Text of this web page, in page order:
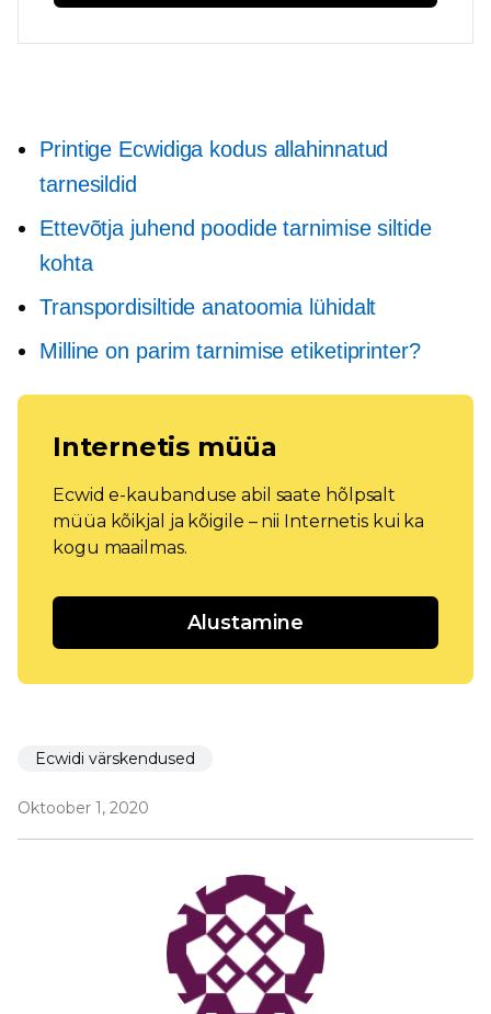
Printige Ecwidiga kodus allahinnatud
tarnesildid
Ettevõtja juhend poodide tarnimise siltide
kohta
Transpordisiltide anatoomia lühidalt
Milline on parim tarnimise etiketiprinter?
Internetis müüa
Ecwid e-kaubanduse abil saate hõlpsalt
müüa kõikjal ja kõigile – nii Internetis kui ka
kogu maailmas.
Alustamine
Ecwidi värskendused
Oktoober 1, 2020